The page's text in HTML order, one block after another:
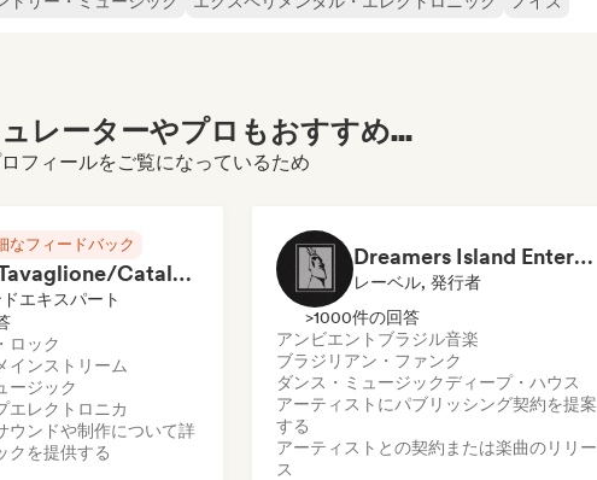
レーターやプロもおすすめ...
フィールをご覧になっているため
なフィードバック
Rob Tavaglione/Catalyst Recording
エキスパート
ロック
インストリーム
ージック
エレクトロニカ
ウンドや制作について詳
クを提供する
Dreamers Island Entertainment
レーベル, 発行者
>1000件の回答
アンビエント ブラジル音楽
ブラジリアン・ファンク
ダンス・ミュージックディープ・ハウス
アーティストにパブリッシング契約を提案
する
アーティストとの契約または楽曲のリリー
ス